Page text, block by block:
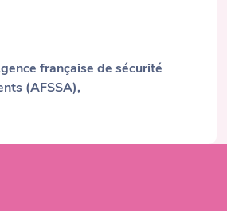
française de sécurité
(AFSSA),